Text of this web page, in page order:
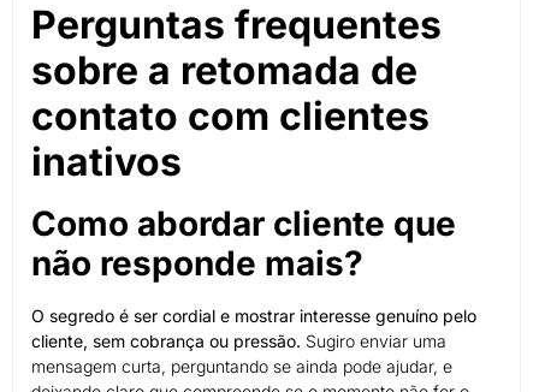
Perguntas frequentes
sobre a retomada de
contato com clientes
inativos
Como abordar cliente que
não responde mais?
O segredo é ser cordial e mostrar interesse genuíno pelo
cliente, sem cobrança ou pressão. Sugiro enviar uma
mensagem curta, perguntando se ainda pode ajudar, e